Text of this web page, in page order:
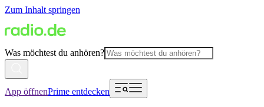
Zum Inhalt springen
Was möchtest du anhören?
App öffnenPrime entdecken